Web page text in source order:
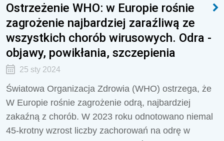
Ostrzeżenie WHO: w Europie rośnie
zagrożenie najbardziej zaraźliwą ze
wszystkich chorób wirusowych. Odra -
objawy, powikłania, szczepienia
25 sty 2024
Światowa Organizacja Zdrowia (WHO) ostrzega, że
W Europie rośnie zagrożenie odrą, najbardziej
zakaźną z chorób. W 2023 roku odnotowano niemal
45-krotny wzrost liczby zachorowań na odrę w